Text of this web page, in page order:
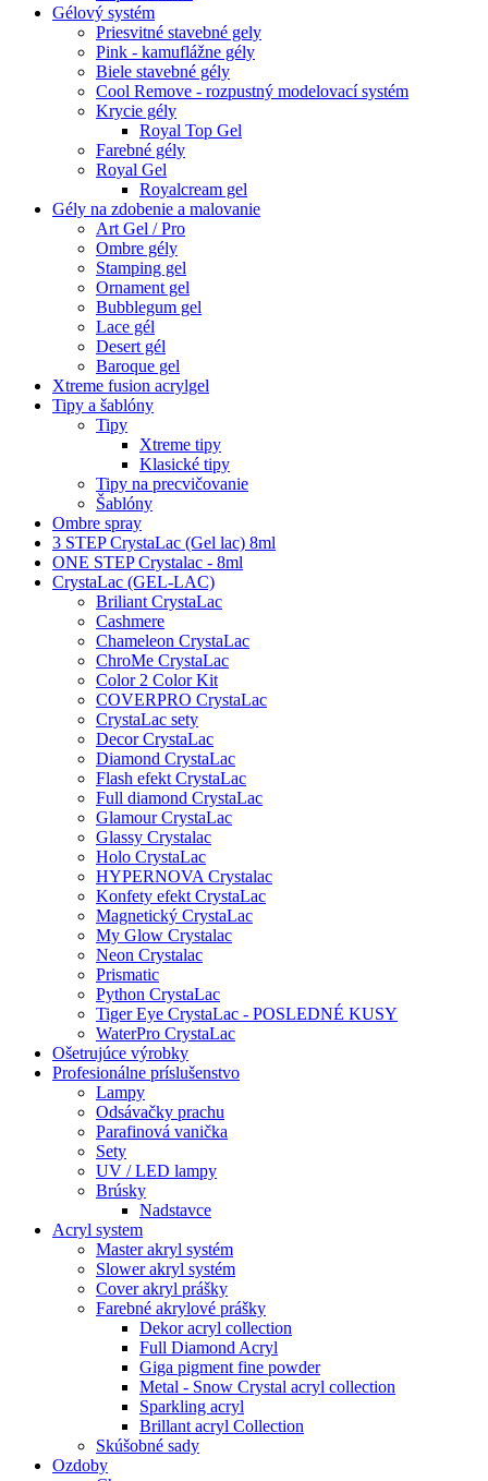
Gélový systém
Priesvitné stavebné gely
Pink - kamuflážne gély
Biele stavebné gély
Cool Remove - rozpustný modelovací systém
Krycie gély
Royal Top Gel
Farebné gély
Royal Gel
Royalcream gel
Gély na zdobenie a malovanie
Art Gel / Pro
Ombre gély
Stamping gel
Ornament gel
Bubblegum gel
Lace gél
Desert gél
Baroque gel
Xtreme fusion acrylgel
Tipy a šablóny
Tipy
Xtreme tipy
Klasické tipy
Tipy na precvičovanie
Šablóny
Ombre spray
3 STEP CrystaLac (Gel lac) 8ml
ONE STEP Crystalac - 8ml
CrystaLac (GEL-LAC)
Briliant CrystaLac
Cashmere
Chameleon CrystaLac
ChroMe CrystaLac
Color 2 Color Kit
COVERPRO CrystaLac
CrystaLac sety
Decor CrystaLac
Diamond CrystaLac
Flash efekt CrystaLac
Full diamond CrystaLac
Glamour CrystaLac
Glassy Crystalac
Holo CrystaLac
HYPERNOVA Crystalac
Konfety efekt CrystaLac
Magnetický CrystaLac
My Glow Crystalac
Neon Crystalac
Prismatic
Python CrystaLac
Tiger Eye CrystaLac - POSLEDNÉ KUSY
WaterPro CrystaLac
Ošetrujúce výrobky
Profesionálne príslušenstvo
Lampy
Odsávačky prachu
Parafinová vanička
Sety
UV / LED lampy
Brúsky
Nadstavce
Acryl system
Master akryl systém
Slower akryl systém
Cover akryl prášky
Farebné akrylové prášky
Dekor acryl collection
Full Diamond Acryl
Giga pigment fine powder
Metal - Snow Crystal acryl collection
Sparkling acryl
Brillant acryl Collection
Skúšobné sady
Ozdoby